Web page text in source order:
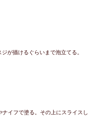
が描けるぐらいまで泡立てる。
イフで塗る。その上にスライスし